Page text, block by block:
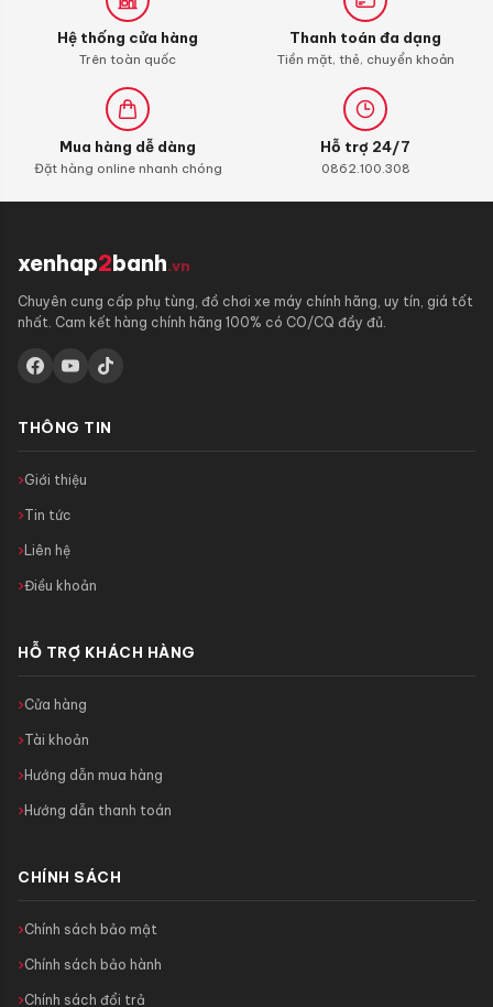
con)
Hệ thống cửa hàng
Trên toàn quốc
Thanh toán đa dạng
Tiền mặt, thẻ, chuyển khoản
Mua hàng dễ dàng
Đặt hàng online nhanh chóng
Hỗ trợ 24/7
0862.100.308
xenhap2banh.vn
Chuyên cung cấp phụ tùng, đồ chơi xe máy chính hãng, uy tín, giá tốt
nhất. Cam kết hàng chính hãng 100% có CO/CQ đầy đủ.
THÔNG TIN
Giới thiệu
Tin tức
Liên hệ
Điều khoản
HỖ TRỢ KHÁCH HÀNG
Cửa hàng
Tài khoản
Hướng dẫn mua hàng
Hướng dẫn thanh toán
CHÍNH SÁCH
Chính sách bảo mật
Chính sách bảo hành
Chính sách đổi trả